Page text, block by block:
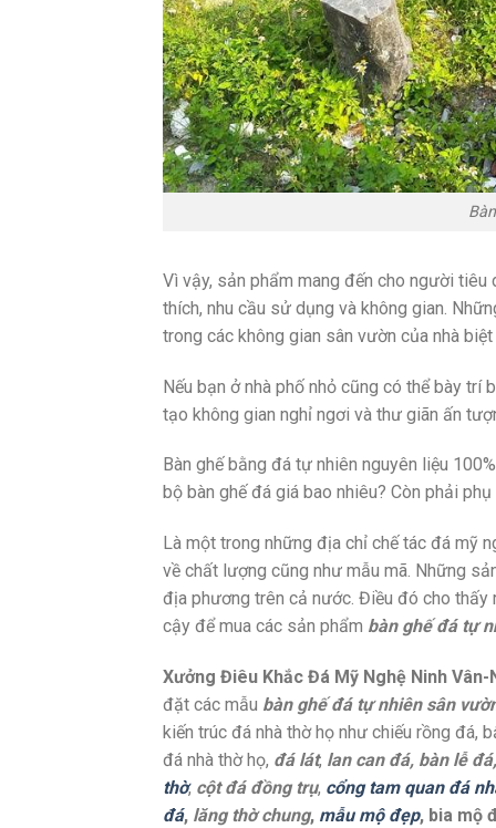
Vì vậy, sản phẩm mang đến cho người
thích, nhu cầu sử dụng và không gian.
trong các không gian sân vườn của nhà
Nếu bạn ở nhà phố nhỏ cũng có thể bày trí
tạo không gian nghỉ ngơi và thư giãn ấn
Bàn ghế bằng đá tự nhiên nguyên liệu
bộ bàn ghế đá giá bao nhiêu? Còn phải
Là một trong những địa chỉ chế tác đá mỹ
về chất lượng cũng như mẫu mã. Những
địa phương trên cả nước. Điều đó cho
cậy để mua các sản phẩm bàn ghế đá tự
Xưởng Điêu Khắc Đá Mỹ Nghệ Ninh Vân-
đặt các mẫu bàn ghế đá tự nhiên sân
kiến trúc đá nhà thờ họ như chiếu rồng đá,
đá nhà thờ họ, đá lát, lan can đá, bàn lễ
thờ, cột đá đồng trụ, cổng tam quan đá
đá, lăng thờ chung, mẫu mộ đẹp, bia mộ